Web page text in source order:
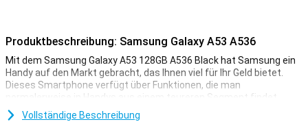
Produktbeschreibung: Samsung Galaxy A53 A536
Mit dem Samsung Galaxy A53 128GB A536 Black hat Samsung ein
Handy auf den Markt gebracht, das Ihnen viel für Ihr Geld bietet.
Dieses Smartphone verfügt über Funktionen, die man
normalerweise in Handys aus einem teureren Segment findet,
ohne dass sie den Preis übersteigen!
Vollständige Beschreibung